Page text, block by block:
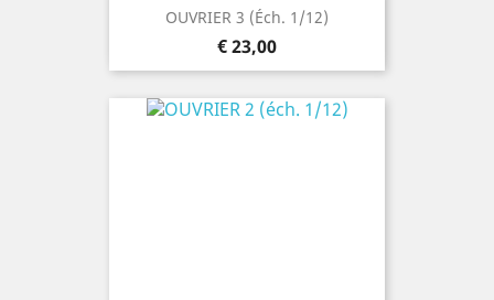
OUVRIER 3 (éch. 1/12)
Prijs
€ 23,00